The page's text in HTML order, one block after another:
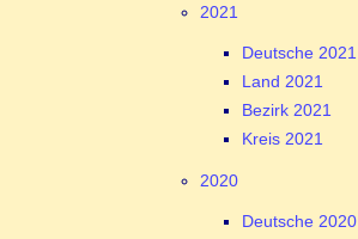
2021
Deutsche 2021
Land 2021
Bezirk 2021
Kreis 2021
2020
Deutsche 2020